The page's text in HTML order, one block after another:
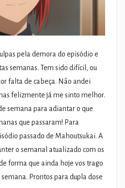
pela demora do episódio e
semanas. Tem sido difícil, ou
falta de cabeça. Não andei
felizmente já me sinto melhor.
semana para adiantar o que
que passaram! Para
passado de Mahoutsukai. A
o semanal atualizado com os
forma que ainda hoje vos trago
Prontos para dupla dose